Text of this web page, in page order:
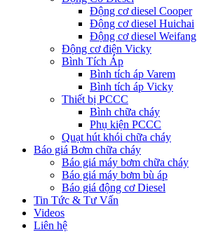
Động cơ diesel Cooper
Động cơ diesel Huichai
Động cơ diesel Weifang
Động cơ điện Vicky
Bình Tích Áp
Bình tích áp Varem
Bình tích áp Vicky
Thiết bị PCCC
Bình chữa cháy
Phụ kiện PCCC
Quạt hút khói chữa cháy
Báo giá Bơm chữa cháy
Báo giá máy bơm chữa cháy
Báo giá máy bơm bù áp
Báo giá động cơ Diesel
Tin Tức & Tư Vấn
Videos
Liên hệ